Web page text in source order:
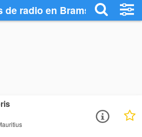
de radio en Bramsthan -